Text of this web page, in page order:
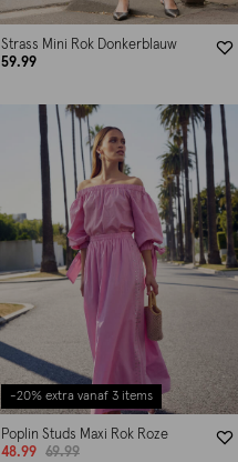
Strass Mini Rok Donkerblauw
59.99
-20% extra vanaf 3 items
Poplin Studs Maxi Rok Roze
48.99
69.99